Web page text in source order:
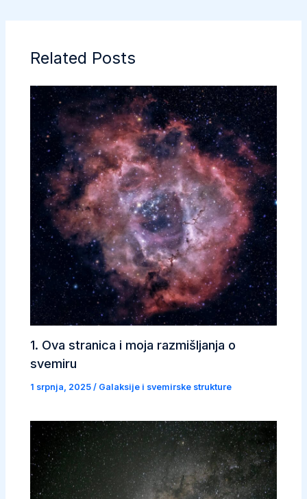
Related Posts
1. Ova stranica i moja razmišljanja o
svemiru
1 srpnja, 2025/ Galaksije i svemirske strukture